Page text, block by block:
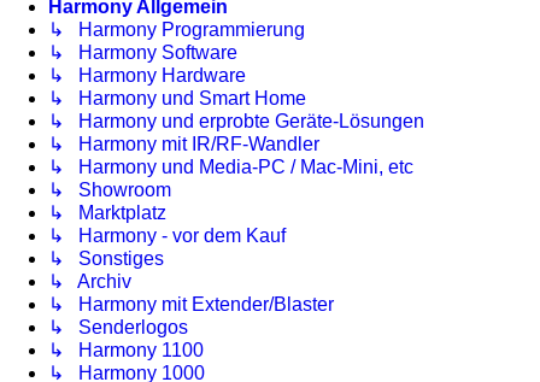
Harmony Allgemein
↳ Harmony Programmierung
↳ Harmony Software
↳ Harmony Hardware
↳ Harmony und Smart Home
↳ Harmony und erprobte Geräte-Lösungen
↳ Harmony mit IR/RF-Wandler
↳ Harmony und Media-PC / Mac-Mini, etc
↳ Showroom
↳ Marktplatz
↳ Harmony - vor dem Kauf
↳ Sonstiges
↳ Archiv
↳ Harmony mit Extender/Blaster
↳ Senderlogos
↳ Harmony 1100
↳ Harmony 1000